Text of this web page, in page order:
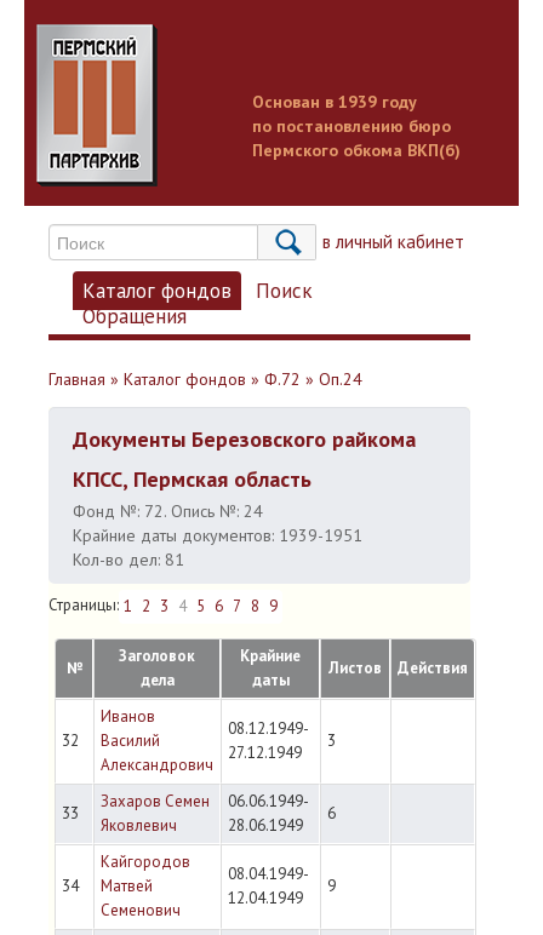
Основан в 1939 году
по постановлению бюро
Пермского обкома ВКП(б)
Вход в личный кабинет
Каталог фондов
Поиск
Обращения
Главная » Каталог фондов » Ф.72 » Оп.24
Документы Березовского райкома
КПСС, Пермская область
Фонд №: 72. Опись №: 24
Крайние даты документов: 1939-1951
Кол-во дел: 81
Страницы: 1 2 3 4 5 6 7 8 9
№
Заголовок
дела
Крайние
даты
Листов Действия
32
Иванов
Василий
Александрович
08.12.1949-
27.12.1949
3
33
Захаров Семен
Яковлевич
06.06.1949-
28.06.1949
6
34
Кайгородов
Матвей
Семенович
08.04.1949-
12.04.1949
9